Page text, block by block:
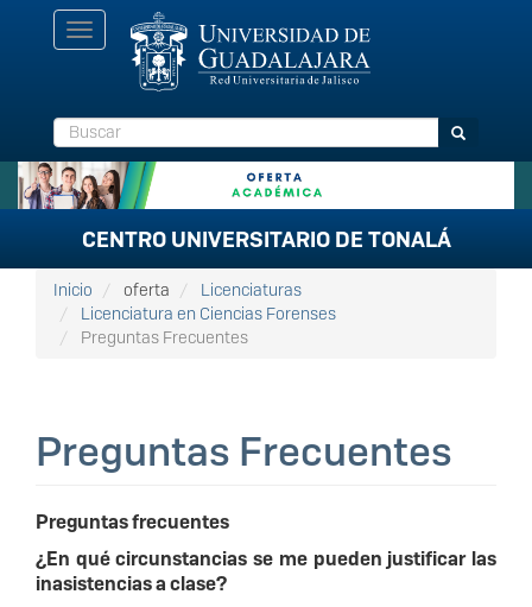
Toggle
navigation
Buscar Buscar
CENTRO UNIVERSITARIO DE TONALÁ
Inicio oferta
Licenciaturas
Licenciatura en Ciencias Forenses
Preguntas Frecuentes
Preguntas Frecuentes
Preguntas frecuentes
¿En qué circunstancias se me pueden justificar las
inasistencias a clase?